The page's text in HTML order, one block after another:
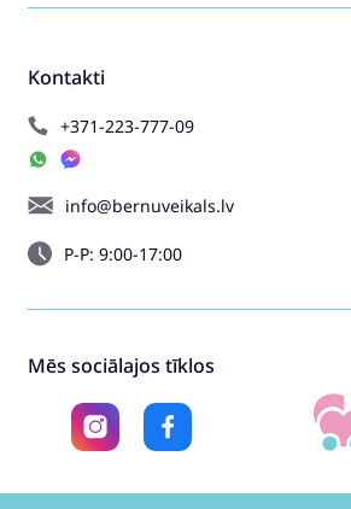
Kontakti
+371-223-777-09
info@bernuveikals.lv
P-P: 9:00-17:00
Mēs sociālajos tīklos